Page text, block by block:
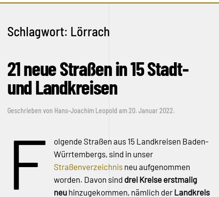
Schlagwort: Lörrach
21 neue Straßen in 15 Stadt-
und Landkreisen
Geschrieben von Hans-Joachim Leopold am20. Januar 2022.
F
olgende Straßen aus 15 Landkreisen Baden-
Würrtembergs, sind in unser
Straßenverzeichnis neu aufgenommen
worden. Davon sind drei Kreise erstmalig
neu hinzugekommen, nämlich der Landkreis